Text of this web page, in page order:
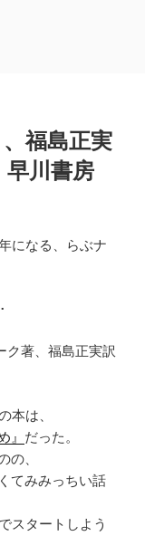
福島正実
川書房
になる、らぶナ
ク著、福島正実訳
本は、
』 だった。
の、
てみみっちい話
スタートしよう